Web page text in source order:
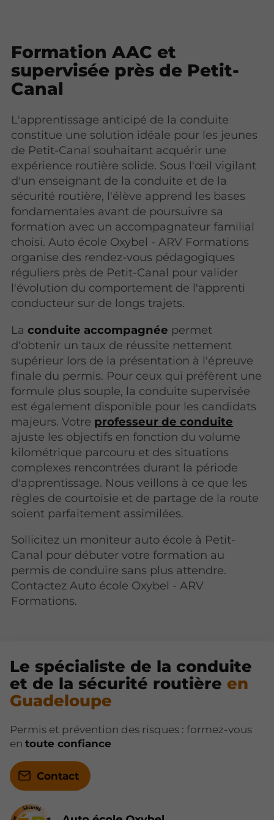
Formation AAC et
supervisée près de Petit-
Canal
L'apprentissage anticipé de la conduite
constitue une solution idéale pour les jeunes
de Petit-Canal souhaitant acquérir une
expérience routière solide. Sous l'œil vigilant
d'un enseignant de la conduite et de la
sécurité routière, l'élève apprend les bases
fondamentales avant de poursuivre sa
formation avec un accompagnateur familial
choisi. Auto école Oxybel - ARV Formations
organise des rendez-vous pédagogiques
réguliers près de Petit-Canal pour valider
l'évolution du comportement de l'apprenti
conducteur sur de longs trajets.
Laconduite accompagnée permet
d'obtenir un taux de réussite nettement
supérieur lors de la présentation à l'épreuve
finale du permis. Pour ceux qui préfèrent une
formule plus souple, la conduite supervisée
est également disponible pour les candidats
majeurs. Votre professeur de conduite
ajuste les objectifs en fonction du volume
kilométrique parcouru et des situations
complexes rencontrées durant la période
d'apprentissage. Nous veillons à ce que les
règles de courtoisie et de partage de la route
soient parfaitement assimilées.
Sollicitez un moniteur auto école à Petit-
Canal pour débuter votre formation au
permis de conduire sans plus attendre.
Contactez Auto école Oxybel - ARV
Formations.
Le spécialiste de la conduite
et de la sécurité routière en
Guadeloupe
Permis et prévention des risques : formez-vous
en toute confiance
Contact